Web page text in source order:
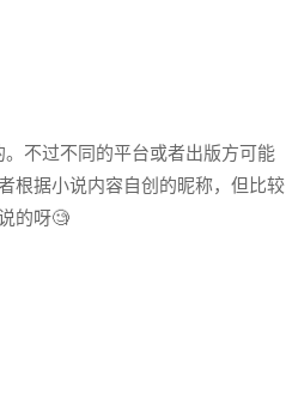
。不过不同的平台或者出版方可能
根据小说内容自创的昵称，但比较
的呀🧐